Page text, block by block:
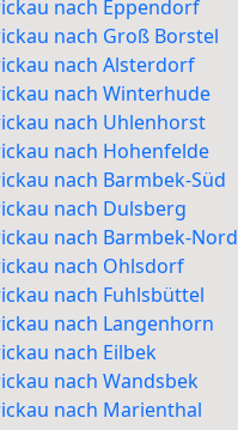
nach Eppendorf
nach Groß Borstel
nach Alsterdorf
nach Winterhude
nach Uhlenhorst
nach Hohenfelde
nach Barmbek-Süd
nach Dulsberg
nach Barmbek-Nord
nach Ohlsdorf
nach Fuhlsbüttel
nach Langenhorn
nach Eilbek
nach Wandsbek
nach Marienthal